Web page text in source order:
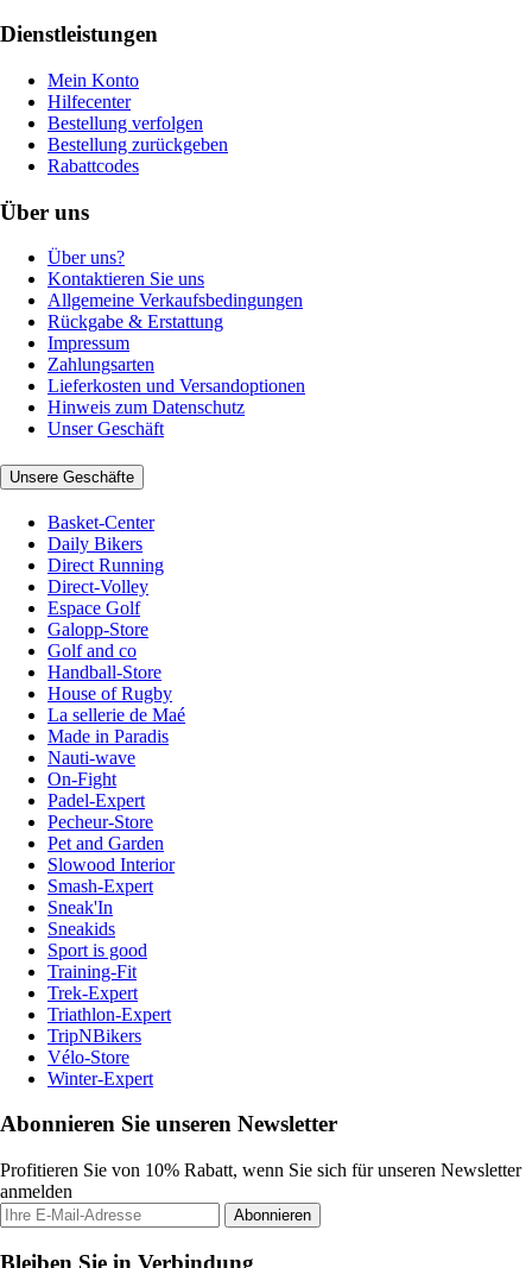
Dienstleistungen
Mein Konto
Hilfecenter
Bestellung verfolgen
Bestellung zurückgeben
Rabattcodes
Über uns
Über uns?
Kontaktieren Sie uns
Allgemeine Verkaufsbedingungen
Rückgabe & Erstattung
Impressum
Zahlungsarten
Lieferkosten und Versandoptionen
Hinweis zum Datenschutz
Unser Geschäft
Unsere Geschäfte
Basket-Center
Daily Bikers
Direct Running
Direct-Volley
Espace Golf
Galopp-Store
Golf and co
Handball-Store
House of Rugby
La sellerie de Maé
Made in Paradis
Nauti-wave
On-Fight
Padel-Expert
Pecheur-Store
Pet and Garden
Slowood Interior
Smash-Expert
Sneak'In
Sneakids
Sport is good
Training-Fit
Trek-Expert
Triathlon-Expert
TripNBikers
Vélo-Store
Winter-Expert
Abonnieren Sie unseren Newsletter
Profitieren Sie von 10% Rabatt, wenn Sie sich für unseren Newsletter
anmelden
Abonnieren
Bleiben Sie in Verbindung